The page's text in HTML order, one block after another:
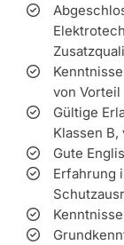
von Vorteil
Gültige
Klassen B,
Gute
Erfahrung